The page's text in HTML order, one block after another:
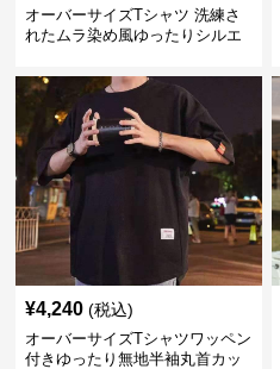
オーバーサイズTシャツ 洗練さ
れたムラ染め風ゆったりシルエ
¥4,240 (税込)
オーバーサイズTシャツワッペン
付きゆったり無地半袖丸首カッ